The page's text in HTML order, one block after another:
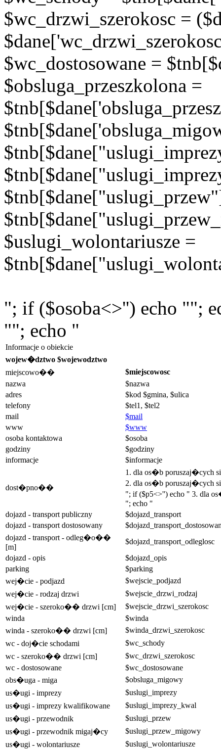
$wc_drzwi_szerokosc =
$wc_dostosowane =
$obsluga_przeszkolona =
$uslugi_wolontariusze =
"; if ($osoba<>'') echo "";
""; echo "
Informacje o obiekcie
wojew�dztwo $wojewodztwo
miejscowo��
$miejscowosc
nazwa
$nazwa
adres
$kod $gmina, $ulica
telefony
$tel1, $tel2
mail
$mail
www
$www
osoba kontaktowa
$osoba
godziny
$godziny
informacje
$informacje
dost�pno��
1. dla os�b poruszaj�cych
2. dla os�b poruszaj�cych
"; if ($p5<>'') echo " 3. dla
"; echo "
dojazd - transport publiczny
$dojazd_transport
dojazd - transport dostosowany
dojazd - transport - odleg�o��
[m]
$dojazd_transport_odleglosc
dojazd - opis
$dojazd_opis
parking
$parking
wej�cie - podjazd
$wejscie_podjazd
wej�cie - rodzaj drzwi
$wejscie_drzwi_rodzaj
wej�cie - szeroko�� drzwi [cm]
$wejscie_drzwi_szerokosc
winda
$winda
winda - szeroko�� drzwi [cm]
$winda_drzwi_szerokosc
wc - doj�cie schodami
$wc_schody
wc - szeroko�� drzwi [cm]
$wc_drzwi_szerokosc
wc - dostosowane
$wc_dostosowane
obs�uga - miga
$obsluga_migowy
us�ugi - imprezy
$uslugi_imprezy
us�ugi - imprezy kwalifikowane
$uslugi_imprezy_kwal
us�ugi - przewodnik
$uslugi_przew
us�ugi - przewodnik migaj�cy
$uslugi_przew_migowy
us�ugi - wolontariusze
$uslugi_wolontariusze